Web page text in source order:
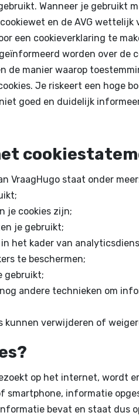
Wanneer je gebruikt
en de AVG wettelijk
een cookieverklaring te
worden over de
de manier waarop
Je riskeert een hoge
goed en duidelijk
VraagHugo staat onder
je cookies zijn;
je gebruikt;
het kader van
te beschermen;
gebruikt;
andere technieken om
kunnen verwijderen of
op het internet, wordt
smartphone, informatie
bevat en staat dus